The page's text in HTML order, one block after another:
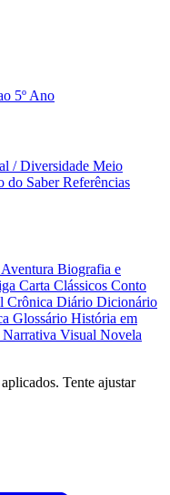
5º Ano
/ Diversidade Meio
do SaberReferências
Aventura Biografia e
Carta Clássicos Conto
Crônica Diário Dicionário
Glossário História em
Narrativa Visual Novela
Tente ajustar